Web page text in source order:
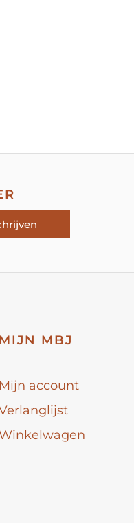
MIJN MBJ
Mijn account